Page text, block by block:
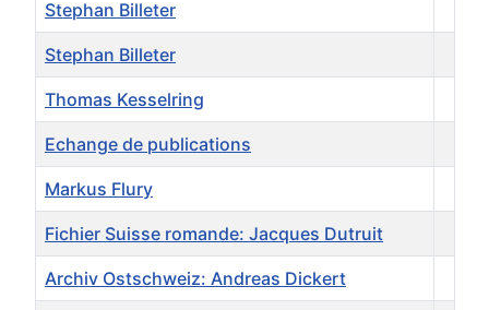
Stephan Billeter
Stephan Billeter
Thomas Kesselring
Echange de publications
Markus Flury
Fichier Suisse romande: Jacques Dutruit
Archiv Ostschweiz: Andreas Dickert